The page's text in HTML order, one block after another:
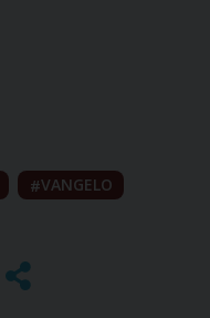
VANGELO